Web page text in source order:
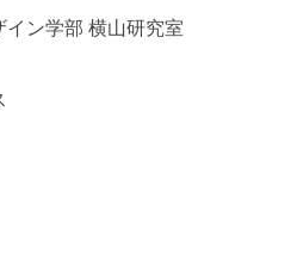
ン学部 横山研究室